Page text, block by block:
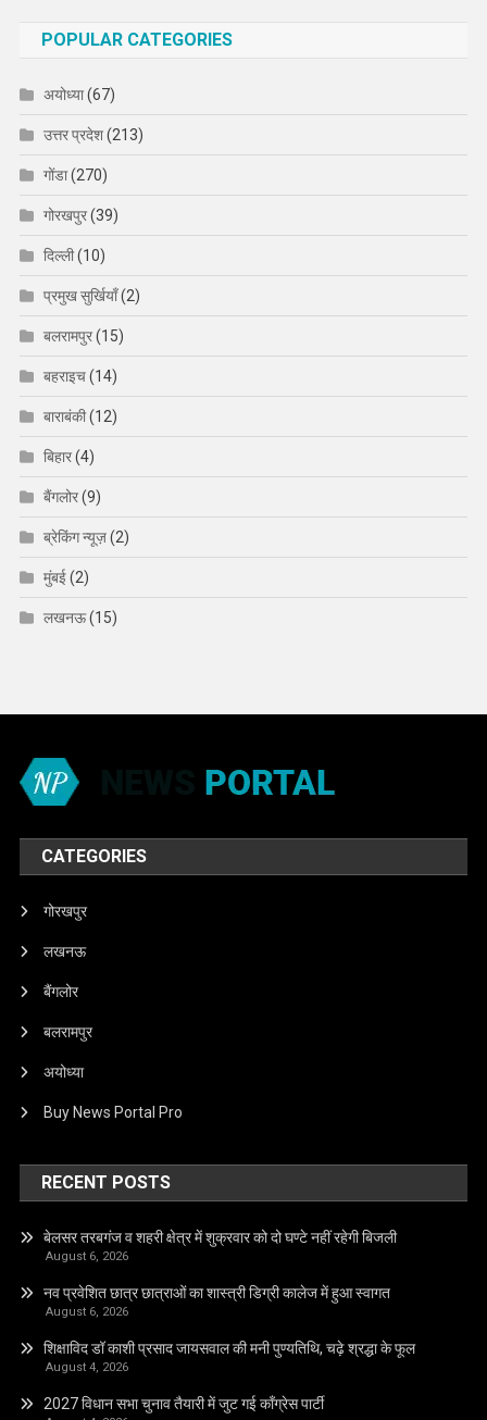
POPULAR CATEGORIES
अयोध्या(67)
उत्तर प्रदेश(213)
गोंडा(270)
गोरखपुर(39)
दिल्ली(10)
प्रमुख सुर्खियाँ(2)
बलरामपुर(15)
बहराइच(14)
बाराबंकी(12)
बिहार(4)
बैंगलोर(9)
ब्रेकिंग न्यूज़(2)
मुंबई(2)
लखनऊ(15)
CATEGORIES
गोरखपुर
लखनऊ
बैंगलोर
बलरामपुर
अयोध्या
Buy News Portal Pro
RECENT POSTS
बेलसर तरबगंज व शहरी क्षेत्र में शुक्रवार को दो घण्टे नहीं रहेगी बिजली
August 6, 2026
नव प्रवेशित छात्र छात्राओं का शास्त्री डिग्री कालेज में हुआ स्वागत
August 6, 2026
शिक्षाविद डॉ काशी प्रसाद जायसवाल की मनी पुण्यतिथि, चढ़े श्रद्धा के फूल
August 4, 2026
2027 विधान सभा चुनाव तैयारी में जुट गई कॉंग्रेस पार्टी